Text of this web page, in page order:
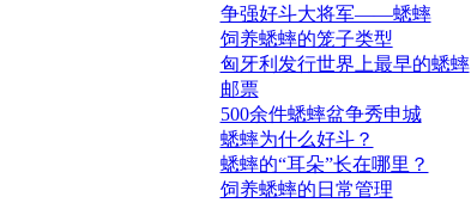
争强好斗大将军——蟋蟀
饲养蟋蟀的笼子类型
匈牙利发行世界上最早的蟋蟀
邮票
500余件蟋蟀盆争秀申城
蟋蟀为什么好斗？
蟋蟀的“耳朵”长在哪里？
饲养蟋蟀的日常管理